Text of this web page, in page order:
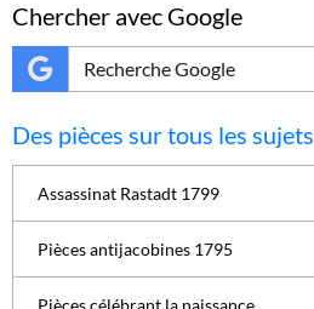
Chercher avec Google
Des pièces sur tous les sujets
Assassinat Rastadt 1799
Pièces antijacobines 1795
Pièces célébrant la naissance